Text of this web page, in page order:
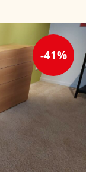
-41%